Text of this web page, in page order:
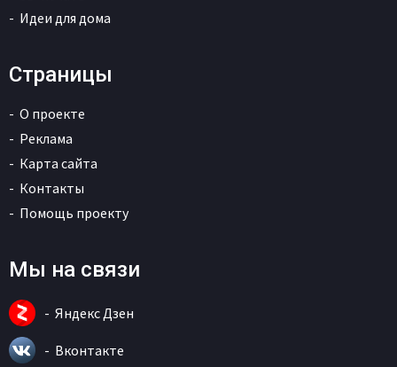
Идеи для дома
Страницы
О проекте
Реклама
Карта сайта
Контакты
Помощь проекту
Мы на связи
Яндекс Дзен
Вконтакте